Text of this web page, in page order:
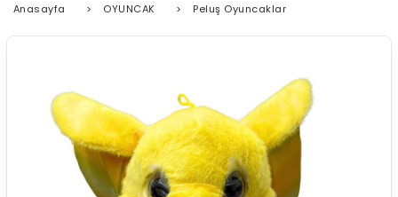
Anasayfa > OYUNCAK > Peluş Oyuncaklar